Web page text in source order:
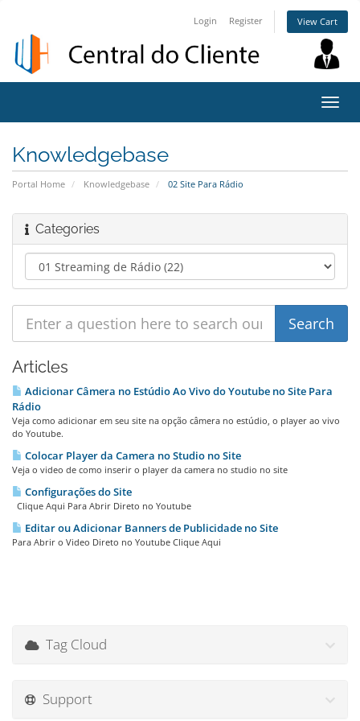
Login Register View Cart
Knowledgebase
Portal Home Knowledgebase 02 Site Para Rádio
Categories
Articles
Adicionar Câmera no Estúdio Ao Vivo do Youtube no Site Para
Rádio
Veja como adicionar em seu site na opção câmera no estúdio, o player ao vivo
do Youtube.
Colocar Player da Camera no Studio no Site
Veja o video de como inserir o player da camera no studio no site
Configurações do Site
Clique Aqui Para Abrir Direto no Youtube
Editar ou Adicionar Banners de Publicidade no Site
Para Abrir o Video Direto no Youtube Clique Aqui
Tag Cloud
Support